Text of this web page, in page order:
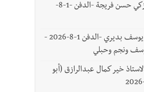
وفاة الحاج زكي حسن فريجة -الدفن -1-8-
وفاة بدرية يوسف بديري -الدفن 1-8-2026 -
ونجم وحبلي
خير كمال عبدالرازق (أبو